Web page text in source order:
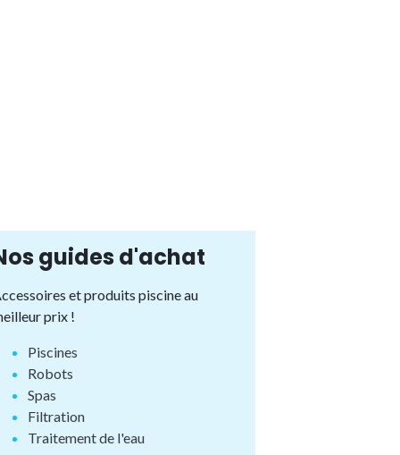
guides d'achat
et produits piscine au
prix !
Piscines
Robots
Spas
Filtration
Traitement de l'eau